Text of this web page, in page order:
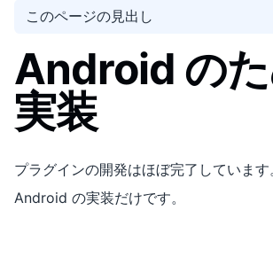
このページの見出し
Android の
実装
プラグインの開発はほぼ完了していま
Android の実装だけです。